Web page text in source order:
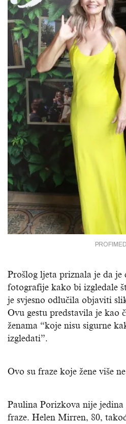
Prošlog ljeta priznala je da je
fotografije kako bi izgledale
je svjesno odlučila objaviti
Ovu gestu predstavila je kao
ženama “koje nisu sigurne
izgledati”.
Ovo su fraze koje žene više
Paulina Porizkova nije
fraze. Helen Mirren, 80,